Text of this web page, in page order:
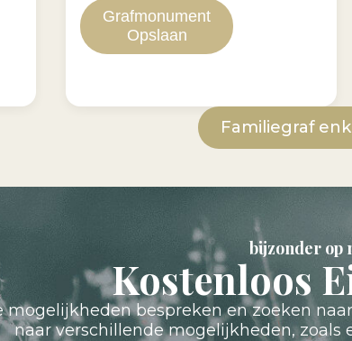
Grafmonument
Opslaan
Familiegraf
bijzonder op
Kostenloos
mogelijkheden bespreken en zoeken
naar verschillende mogelijkheden,